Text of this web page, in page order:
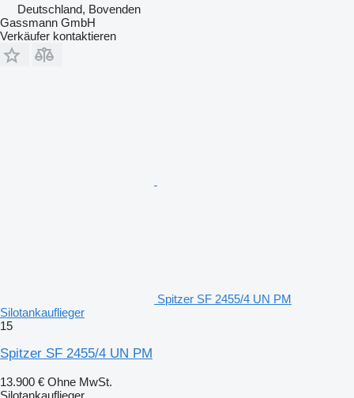
Deutschland, Bovenden
Gassmann GmbH
Verkäufer kontaktieren
Spitzer SF 2455/4 UN PM
Silotankauflieger
15
Spitzer SF 2455/4 UN PM
13.900 € Ohne MwSt.
Silotankauflieger